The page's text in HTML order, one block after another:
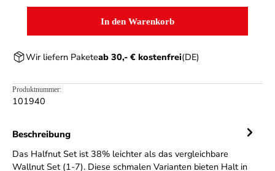
In den Warenkorb
Wir liefern Paketeab 30,- € kostenfrei(DE)
Produktnummer:
101940
Beschreibung
Das Halfnut Set ist 38% leichter als das vergleichbare
Wallnut Set (1-7). Diese schmalen Varianten bieten Halt in